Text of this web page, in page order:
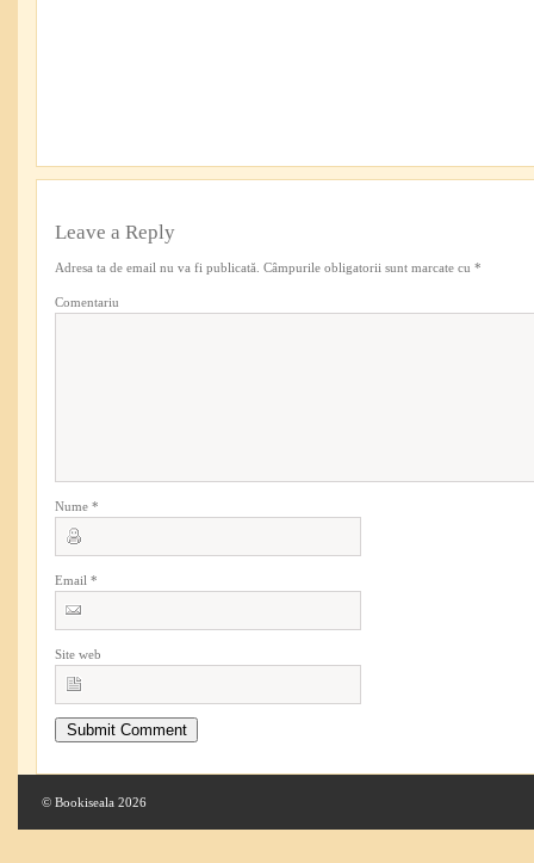
Leave a Reply
Adresa ta de email nu va fi publicată. Câmpurile obligatorii sunt marcate cu *
Comentariu
Nume *
Email *
Site web
© Bookiseala 2026